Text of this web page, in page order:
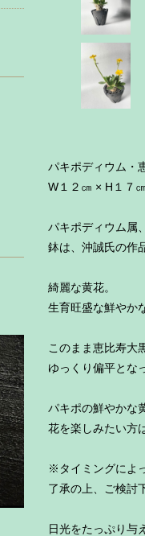
パキポディウム・
W１２㎝ × H１７
パキポディウム属
鉢は、沖誠氏の作
綺麗な黄花。
生育旺盛な鮮やか
このまま恵比寿大
ゆっくり偏平とな
パキポの鮮やかな
花を楽しみたい方
※タイミングによ
了承の上、ご検討
日光をたっぷり与